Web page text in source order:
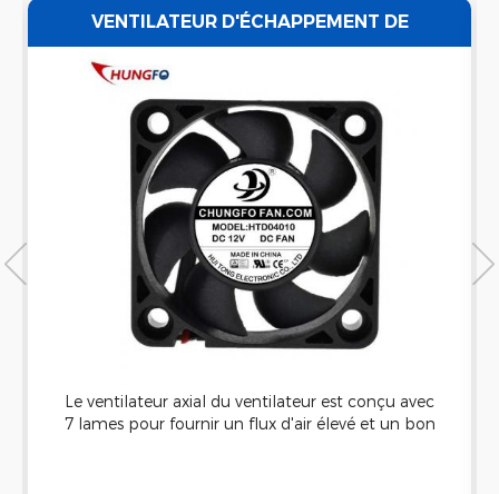
VENTILATEUR D'ÉCHAPPEMENT DE
VENTILATEUR D'AIR POUR NETTOYEUR À
ULTRASONS ÉTANCHE
Le ventilateur axial du ventilateur est conçu avec
7 lames pour fournir un flux d'air élevé et un bon